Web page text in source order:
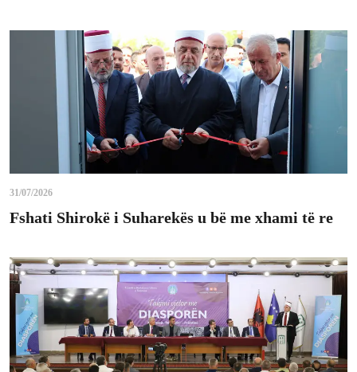
31/07/2026
Fshati Shirokë i Suharekës u bë me xhami të re